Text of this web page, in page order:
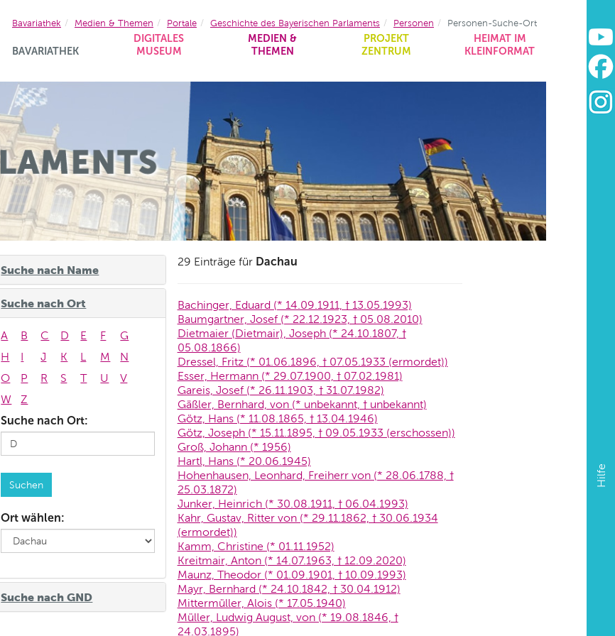
BAVARIATHEK
DIGITALES
MUSEUM
MEDIEN &
THEMEN
PROJEKT
ZENTRUM
HEIMAT IM
KLEINFORMAT
Hilfe
Bavariathek Medien & Themen Portale Geschichte des Bayerischen Parlaments Personen Personen-Suche-Ort
Suche nach Name
Suche nach Ort
A B C D E F
G
H
I J K L M
N
O
P R S T U
V
W
Z
Suche nach Ort:
Ort wählen:
Suche nach GND
29 Einträge für Dachau
Bachinger, Eduard (* 14.09.1911, † 13.05.1993)
Baumgartner, Josef (* 22.12.1923, † 05.08.2010)
Dietmaier (Dietmair), Joseph (* 24.10.1807, †
05.08.1866)
Dressel, Fritz (* 01.06.1896, † 07.05.1933 (ermordet))
Esser, Hermann (* 29.07.1900, † 07.02.1981)
Gareis, Josef (* 26.11.1903, † 31.07.1982)
Gäßler, Bernhard, von (* unbekannt, † unbekannt)
Götz, Hans (* 11.08.1865, † 13.04.1946)
Götz, Joseph (* 15.11.1895, † 09.05.1933 (erschossen))
Groß, Johann (* 1956)
Hartl, Hans (* 20.06.1945)
Hohenhausen, Leonhard, Freiherr von (* 28.06.1788, †
25.03.1872)
Junker, Heinrich (* 30.08.1911, † 06.04.1993)
Kahr, Gustav, Ritter von (* 29.11.1862, † 30.06.1934
(ermordet))
Kamm, Christine (* 01.11.1952)
Kreitmair, Anton (* 14.07.1963, † 12.09.2020)
Maunz, Theodor (* 01.09.1901, † 10.09.1993)
Mayr, Bernhard (* 24.10.1842, † 30.04.1912)
Mittermüller, Alois (* 17.05.1940)
Müller, Ludwig August, von (* 19.08.1846, †
24.03.1895)